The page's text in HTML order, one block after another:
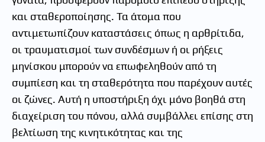
και σταθεροποίησης. Τα άτομα που
αντιμετωπίζουν καταστάσεις όπως η αρθρίτιδα,
οι τραυματισμοί των συνδέσμων ή οι ρήξεις
μηνίσκου μπορούν να επωφεληθούν από τη
συμπίεση και τη σταθερότητα που παρέχουν αυτές
οι ζώνες. Αυτή η υποστήριξη όχι μόνο βοηθά στη
διαχείριση του πόνου, αλλά συμβάλλει επίσης στη
βελτίωση της κινητικότητας και της